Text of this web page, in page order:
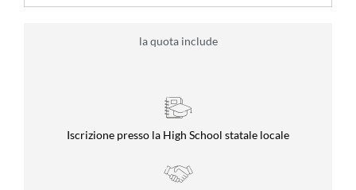
la quota include
Iscrizione presso la High School statale locale